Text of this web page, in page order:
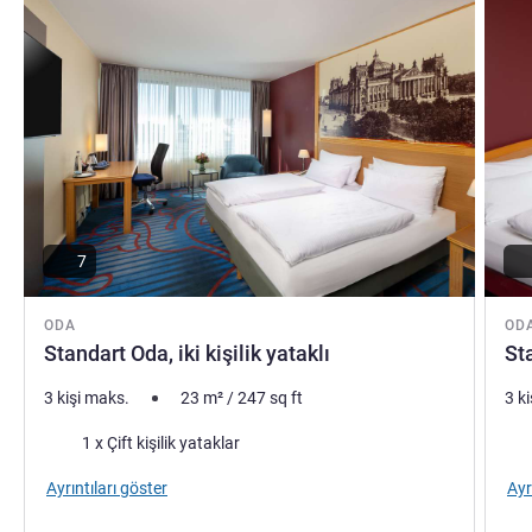
ODA
Standart Oda, iki kişilik yataklı
7
3 kişi maks. 23 m²/247sq ft
1 x Çift kişilik yataklar
Ayrıntıları göster
3